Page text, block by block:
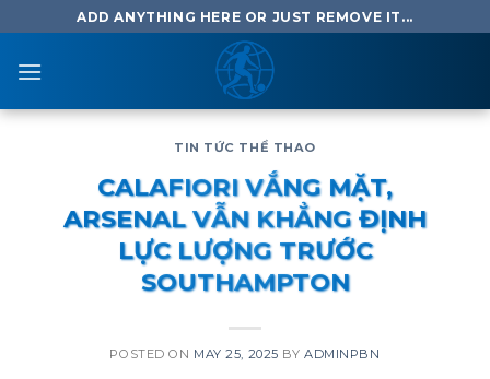
to
content
ADD ANYTHING HERE OR JUST REMOVE IT...
TIN TỨC THỂ THAO
CALAFIORI VẮNG MẶT,
ARSENAL VẪN KHẲNG ĐỊNH
LỰC LƯỢNG TRƯỚC
SOUTHAMPTON
POSTED ON MAY 25, 2025 BYADMINPBN